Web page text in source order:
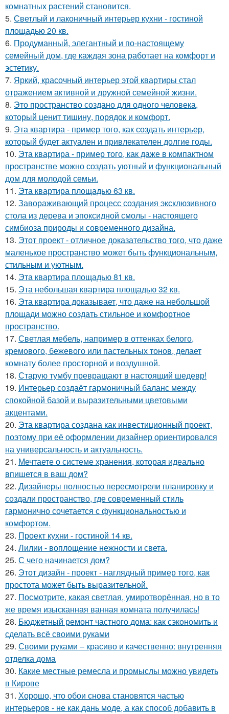
комнатных растений становится.
5. Светлый и лаконичный интерьер кухни - гостиной
площадью 20 кв.
6. Продуманный, элегантный и по-настоящему
семейный дом, где каждая зона работает на комфорт и
эстетику.
7. Яркий, красочный интерьер этой квартиры стал
отражением активной и дружной семейной жизни.
8. Это пространство создано для одного человека,
который ценит тишину, порядок и комфорт.
9. Эта квартира - пример того, как создать интерьер,
который будет актуален и привлекателен долгие годы.
10. Эта квартира - пример того, как даже в компактном
пространстве можно создать уютный и функциональный
дом для молодой семьи.
11. Эта квартира площадью 63 кв.
12. Завораживающий процесс создания эксклюзивного
стола из дерева и эпоксидной смолы - настоящего
симбиоза природы и современного дизайна.
13. Этот проект - отличное доказательство того, что даже
маленькое пространство может быть функциональным,
стильным и уютным.
14. Эта квартира площадью 81 кв.
15. Эта небольшая квартира площадью 32 кв.
16. Эта квартира доказывает, что даже на небольшой
площади можно создать стильное и комфортное
пространство.
17. Светлая мебель, например в оттенках белого,
кремового, бежевого или пастельных тонов, делает
комнату более просторной и воздушной.
18. Старую тумбу превращают в настоящий шедевр!
19. Интерьер создаёт гармоничный баланс между
спокойной базой и выразительными цветовыми
акцентами.
20. Эта квартира создана как инвестиционный проект,
поэтому при её оформлении дизайнер ориентировался
на универсальность и актуальность.
21. Мечтаете о системе хранения, которая идеально
впишется в ваш дом?
22. Дизайнеры полностью пересмотрели планировку и
создали пространство, где современный стиль
гармонично сочетается с функциональностью и
комфортом.
23. Проект кухни - гостиной 14 кв.
24. Лилии - воплощение нежности и света.
25. С чего начинается дом?
26. Этот дизайн - проект - наглядный пример того, как
простота может быть выразительной.
27. Посмотрите, какая светлая, умиротворённая, но в то
же время изысканная ванная комната получилась!
28. Бюджетный ремонт частного дома: как сэкономить и
сделать всё своими руками
29. Своими руками – красиво и качественно: внутренняя
отделка дома
30. Какие местные ремесла и промыслы можно увидеть
в Кирове
31. Хорошо, что обои снова становятся частью
интерьеров - не как дань моде, а как способ добавить в